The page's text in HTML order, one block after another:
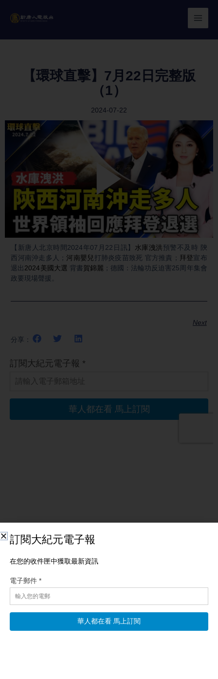
【環球直擊】7月22日完整版
（1）
2024-07-22
Play
Video
【新唐人北京時間2024年07月22日訊】 水庫洩洪預警不及時 陝
西河南沖走多人； 河南嬰兒打肺炎疫苗致死 官方推責； 拜登宣布
退出2024美國大選 背書賀錦麗 ；德國：法輪功反迫害25周年集會
政要現場聲援。
Next
分享：
相關文章
以色列撤駐成都領館 分析：視中共為敵國
【新唐人北京時間2026年08月09日訊】以色列駐成都總領事館日
了中共面目，實際上是在警告中共，隨著地緣政治的緊張，中以
關係可能會變得越來越糟糕。 8月5日，以色列駐成都總領事韓嘉
迪（Gadi Harpaz）在官方微信公眾號上宣布，以色列駐成都總領
事館正式關閉。 分析認為，以色列決定關閉成都總領事館，一方